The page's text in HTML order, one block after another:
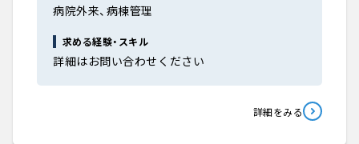
病院外来、病棟管理
求める経験・スキル
詳細はお問い合わせください
詳細をみる